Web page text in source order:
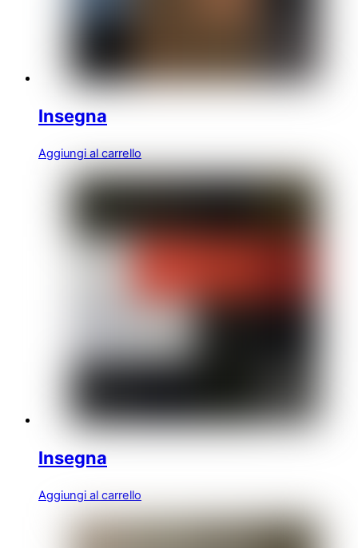
Insegna
Aggiungi al carrello
Insegna
Aggiungi al carrello